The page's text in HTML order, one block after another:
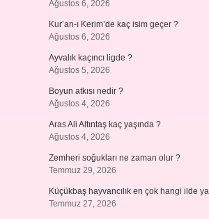
Ağustos 6, 2026
Kur’an-ı Kerim’de kaç isim geçer ?
Ağustos 6, 2026
Ayvalık kaçıncı ligde ?
Ağustos 5, 2026
Boyun atkısı nedir ?
Ağustos 4, 2026
Aras Ali Altıntaş kaç yaşında ?
Ağustos 4, 2026
Zemheri soğukları ne zaman olur ?
Temmuz 29, 2026
Küçükbaş hayvancılık en çok hangi ilde
Temmuz 27, 2026